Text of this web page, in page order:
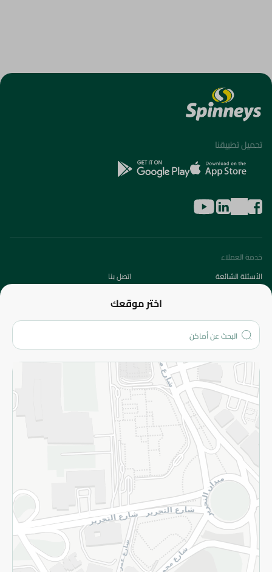
اختر موقعك
تحميل تطبيقنا
خدمة العملاء
الأسئلة الشائعة
اتصل بنا
من نحن؟
الفروع
المزيد
الاسترجاع
سياسة الاستخدام
سياسة الخصوصية
قم بالتسجيل للنشرة
©2026 - Spinneys | جميع الحقوق محفوظة